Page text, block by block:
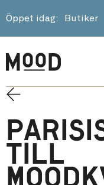
Öppet idag: Butiker
till